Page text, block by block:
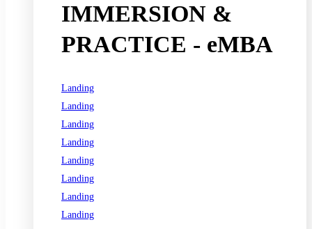
IMMERSION &
PRACTICE - eMBA
Landing
Landing
Landing
Landing
Landing
Landing
Landing
Landing